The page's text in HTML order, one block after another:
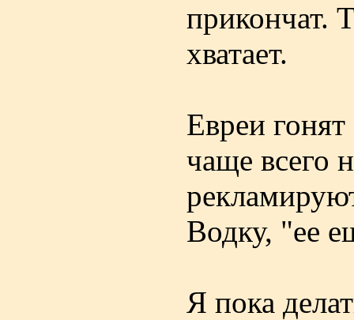
прикончат.
хватает.
Евреи
чаще всего
Водку, "ее
Я пока